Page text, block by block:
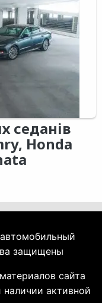
седанів
Honda
защищены
сайта
активной